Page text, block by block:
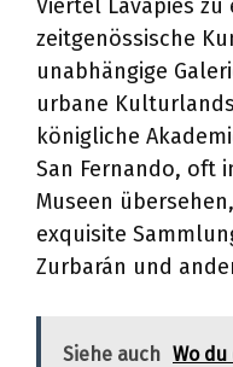
Viertel Lavapiés
zeitgenössische
unabhängige
urbane
königliche
San Fernando, oft
Museen
exquisite
Zurbarán und
Siehe auch Wo